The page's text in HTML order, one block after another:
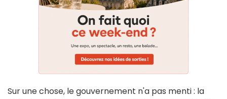
Sur une chose, le gouvernement n'a pas menti : la